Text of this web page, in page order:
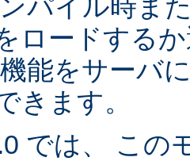
パイル時ま
ロードする
能をサーバ
きます。
では、 この